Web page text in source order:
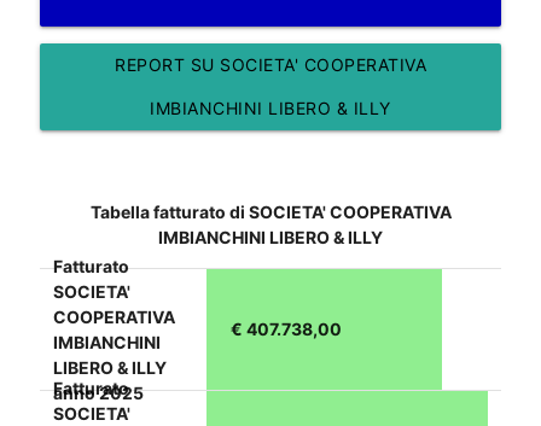
REPORT SU SOCIETA' COOPERATIVA
IMBIANCHINI LIBERO & ILLY
Tabella fatturato di SOCIETA' COOPERATIVA
IMBIANCHINI LIBERO & ILLY
Fatturato
SOCIETA'
COOPERATIVA
IMBIANCHINI
LIBERO & ILLY
anno 2025
€ 407.738,00
Fatturato
SOCIETA'